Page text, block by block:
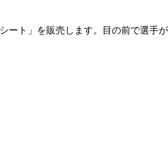
ート」を販売します。目の前で選手